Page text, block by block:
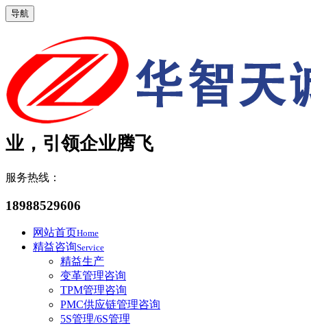
导航
业，引领企业腾飞
服务热线：
18988529606
网站首页Home
精益咨询Service
精益生产
变革管理咨询
TPM管理咨询
PMC供应链管理咨询
5S管理/6S管理